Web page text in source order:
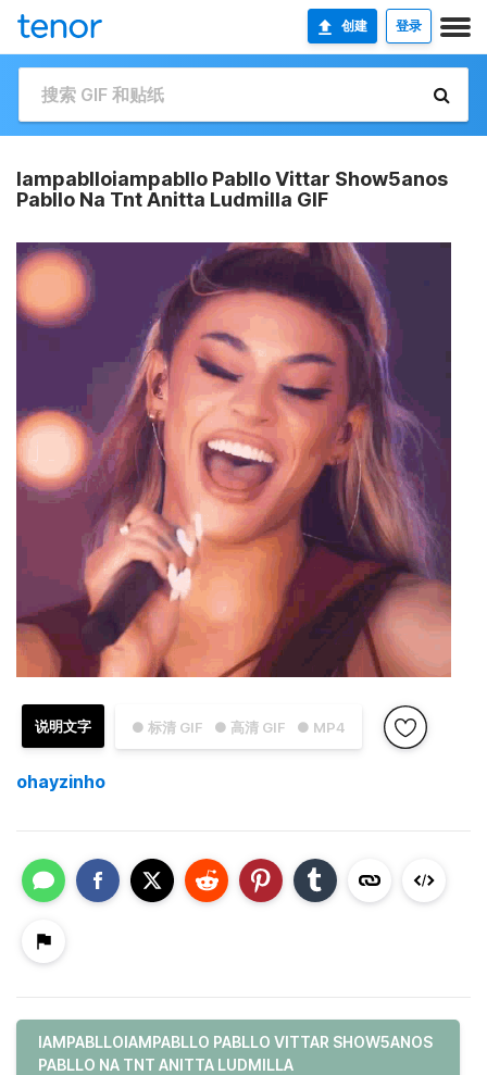
创建 登录
Iampablloiampabllo Pabllo Vittar Show5anos
Pabllo Na Tnt Anitta Ludmilla GIF
● 标清 GIF ● 高清 GIF ● MP4
说明文字
ohayzinho
IAMPABLLOIAMPABLLO PABLLO VITTAR SHOW5ANOS
PABLLO NA TNT ANITTA LUDMILLA